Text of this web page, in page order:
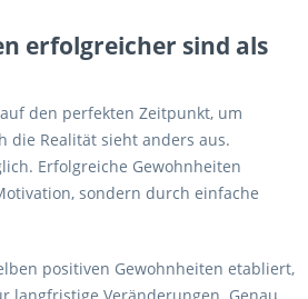
erfolgreicher sind als
den perfekten Zeitpunkt, um
die Realität sieht anders aus.
Erfolgreiche Gewohnheiten
sondern durch einfache
positiven Gewohnheiten etabliert,